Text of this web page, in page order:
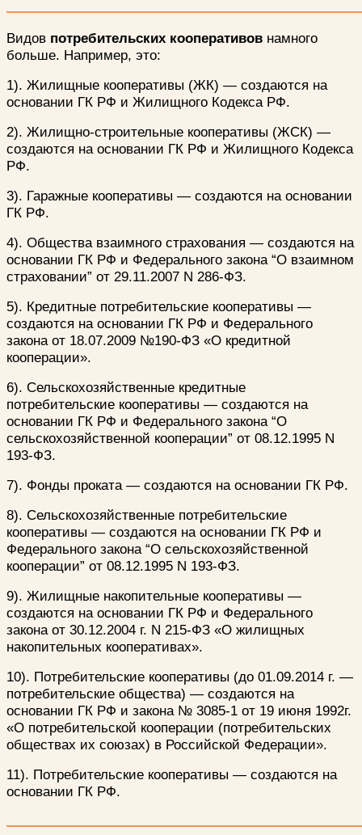
Видов потребительских кооперативов намного
больше. Например, это:
1). Жилищные кооперативы (ЖК) — создаются на
основании ГК РФ и Жилищного Кодекса РФ.
2). Жилищно-строительные кооперативы (ЖСК) —
создаются на основании ГК РФ и Жилищного Кодекса
РФ.
3). Гаражные кооперативы — создаются на основании
ГК РФ.
4). Общества взаимного страхования — создаются на
основании ГК РФ и Федерального закона “О взаимном
страховании” от 29.11.2007 N 286-ФЗ.
5). Кредитные потребительские кооперативы —
создаются на основании ГК РФ и Федерального
закона от 18.07.2009 №190-ФЗ «О кредитной
кооперации».
6). Сельскохозяйственные кредитные
потребительские кооперативы — создаются на
основании ГК РФ и Федерального закона “О
сельскохозяйственной кооперации” от 08.12.1995 N
193-ФЗ.
7). Фонды проката — создаются на основании ГК РФ.
8). Сельскохозяйственные потребительские
кооперативы — создаются на основании ГК РФ и
Федерального закона “О сельскохозяйственной
кооперации” от 08.12.1995 N 193-ФЗ.
9). Жилищные накопительные кооперативы —
создаются на основании ГК РФ и Федерального
закона от 30.12.2004 г. N 215-ФЗ «О жилищных
накопительных кооперативах».
10). Потребительские кооперативы (до 01.09.2014 г. —
потребительские общества) — создаются на
основании ГК РФ и закона № 3085-1 от 19 июня 1992г.
«О потребительской кооперации (потребительских
обществах их союзах) в Российской Федерации».
11). Потребительские кооперативы — создаются на
основании ГК РФ.